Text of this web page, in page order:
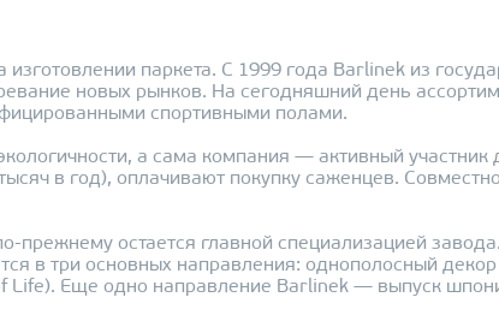
паркета. С 1999 года Barlinek из
новых рынков. На сегодняшний день
спортивными полами.
а сама компания — активный
в год), оплачивают покупку саженцев.
прежнему остается главной специализацией
в три основных направления: однополосный
Life). Еще одно направление Barlinek — выпуск